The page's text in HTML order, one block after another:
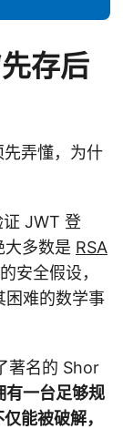
存后
弄懂，为什
证 JWT 登
大多数是 RSA
安全假设，
困难的数学事
著名的 Shor
有一台足够规
能被破解，